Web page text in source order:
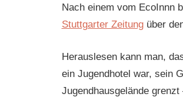
Nach einem vom EcoInnn
Stuttgarter Zeitungüber
Herauslesen kann man,
ein Jugendhotel war, sein
Jugendhausgelände